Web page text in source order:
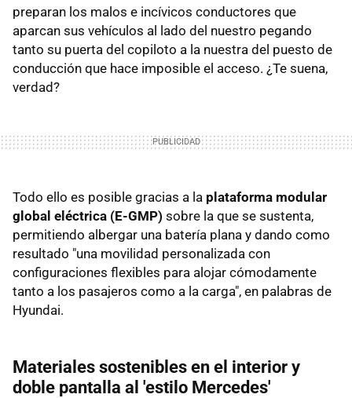
preparan los malos e incívicos conductores que
aparcan sus vehículos al lado del nuestro pegando
tanto su puerta del copiloto a la nuestra del puesto de
conducción que hace imposible el acceso. ¿Te suena,
verdad?
Todo ello es posible gracias a la plataforma modular
global eléctrica (E-GMP) sobre la que se sustenta,
permitiendo albergar una batería plana y dando como
resultado "una movilidad personalizada con
configuraciones flexibles para alojar cómodamente
tanto a los pasajeros como a la carga", en palabras de
Hyundai.
Materiales sostenibles en el interior y
doble pantalla al 'estilo Mercedes'